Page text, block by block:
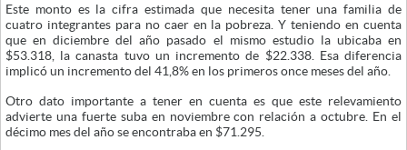
Este monto es la cifra estimada que necesita tener una familia de
cuatro integrantes para no caer en la pobreza. Y teniendo en cuenta
que en diciembre del año pasado el mismo estudio la ubicaba en
$53.318, la canasta tuvo un incremento de $22.338. Esa diferencia
implicó un incremento del 41,8% en los primeros once meses del año.
Otro dato importante a tener en cuenta es que este relevamiento
advierte una fuerte suba en noviembre con relación a octubre. En el
décimo mes del año se encontraba en $71.295.